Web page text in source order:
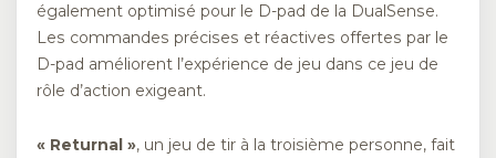
également optimisé pour le D-pad de la DualSense.
Les commandes précises et réactives offertes par le
D-pad améliorent l’expérience de jeu dans ce jeu de
rôle d’action exigeant.
« Returnal », un jeu de tir à la troisième personne, fait